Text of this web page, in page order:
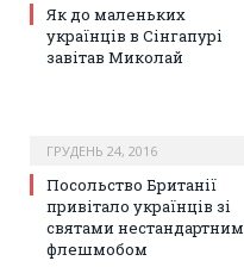
Як до маленьких
українців в Сінгапурі
завітав Миколай
ГРУДЕНЬ 24, 2016
Посольство Британії
привітало українців зі
святами нестандартним
флешмобом